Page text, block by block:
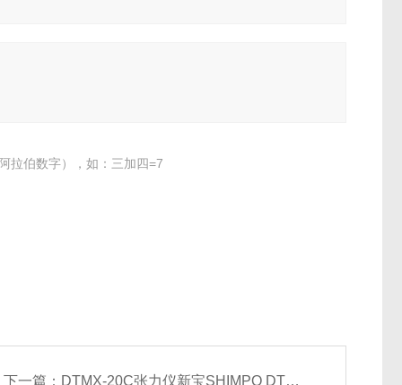
拉伯数字），如：三加四=7
下一篇： DTMX-20C张力仪新宝SHIMPO DTMX-20B张力仪